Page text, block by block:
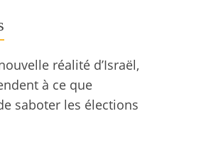
réalité d’Israël,
à ce que
saboter les élections